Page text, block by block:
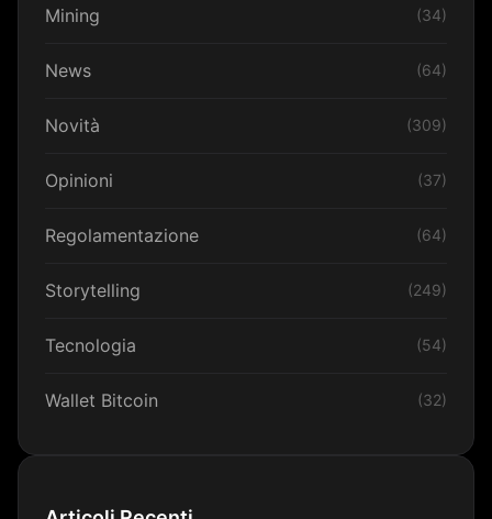
Mining (34)
News (64)
Novità (309)
Opinioni (37)
Regolamentazione (64)
Storytelling (249)
Tecnologia (54)
Wallet Bitcoin (32)